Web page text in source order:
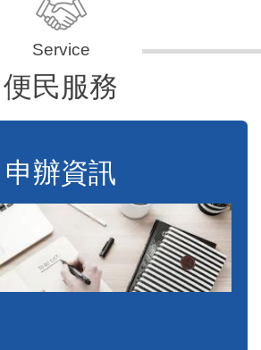
便民服務
申辦資訊